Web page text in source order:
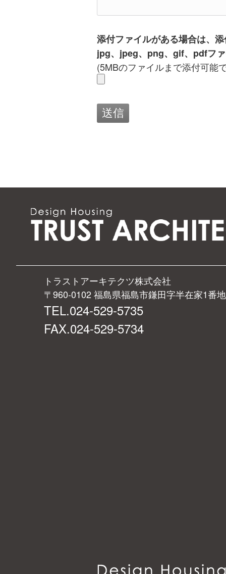
添付ファイルがある場合は、添
jpg、jpeg、png、gif、pdfファ
(5MBのファイルまで添付可能
トラストアーキテクツ株式会社
〒960-0102 福島県福島市鎌田字半在家1番
TEL.024-529-5735
FAX.024-529-5734